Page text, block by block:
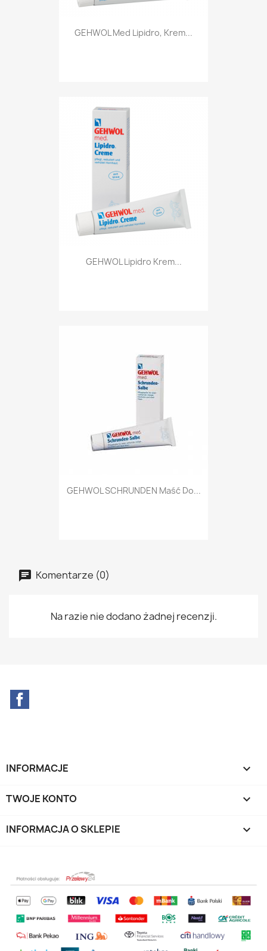
GEHWOL Med Lipidro, Krem...
GEHWOL Lipidro Krem...
GEHWOL SCHRUNDEN Maść Do...
Komentarze (0)
Na razie nie dodano żadnej recenzji.
INFORMACJE 
TWOJE KONTO 
INFORMACJA O SKLEPIE keyboard_arrow_down